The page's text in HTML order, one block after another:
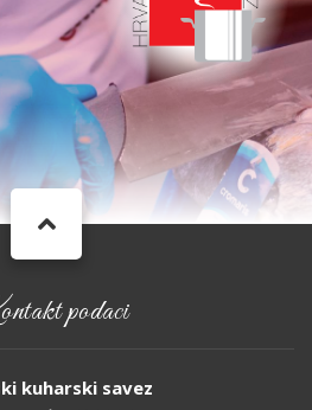
podaci
kuharski savez